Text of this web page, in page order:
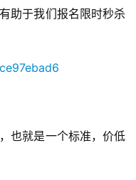
助于我们报名限时秒杀
也就是一个标准，价低